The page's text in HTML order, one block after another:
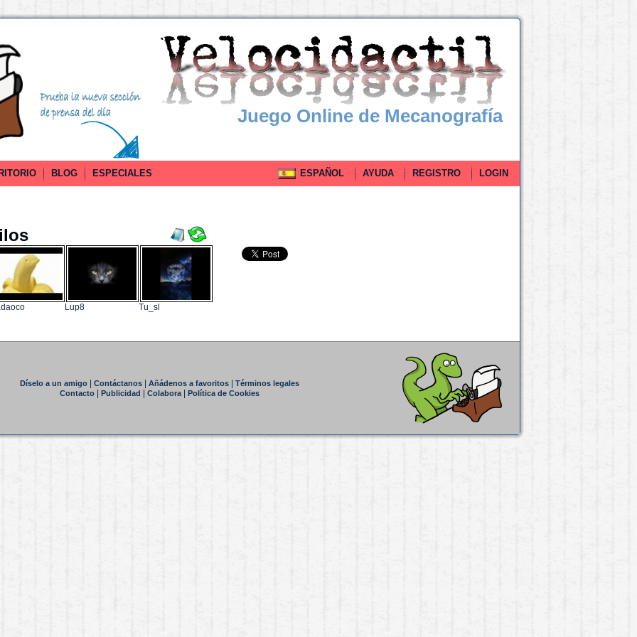
Juego Online de Mecanografía
BLOG ESPECIALES ESPAÑOL AYUDA REGISTRO LOGIN
Lup8 Tu_sl
Díselo a un amigo| Contáctanos| Añádenos a favoritos|
Términos legales
Contacto| Publicidad Colabora| Política de Cookies